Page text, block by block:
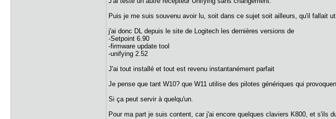
Puis je me suis souvenu avoir lu, soit dans ce sujet soit ailleurs, qu'il fallait
j'ai donc DL depuis le site de Logitech les dernières versions de
-Setpoint 6.90
-firmware update tool
-unifying 2.52
J'ai tout installé et tout est revenu instantanément parfait
Je pense que tant W10? que W11 utilise des pilotes génériques qui
Si ça peut servir à quelqu'un.
Pour ma part je suis content, car j'ai encore quelques claviers K800, et s'ils